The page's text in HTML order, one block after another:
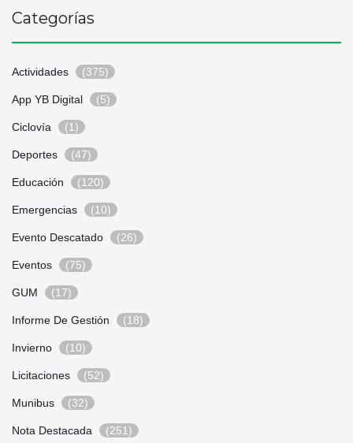
Categorías
Actividades (375)
App YB Digital (5)
Ciclovía (1)
Deportes (47)
Educación (120)
Emergencias (10)
Evento Descatado (26)
Eventos (75)
GUM (17)
Informe De Gestión (18)
Invierno (10)
Licitaciones (52)
Munibus (32)
Nota Destacada (251)